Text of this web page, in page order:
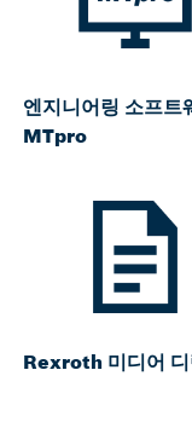
엔지니어링 소프트
MTpro
Rexroth 미디어 디